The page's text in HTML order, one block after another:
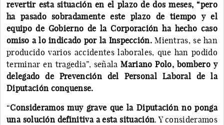
revertir esta situación en el plazo de dos meses, “pero
ha pasado sobradamente este plazo de tiempo y el
equipo de Gobierno de la Corporación ha hecho caso
omiso a lo indicado por la Inspección. Mientras, se han
producido varios accidentes laborales, que han podido
terminar en tragedia”, señalaMariano Polo, bombero y
delegado de Prevención del Personal Laboral de la
Diputación conquense.
“Consideramos muy grave que la Diputación no ponga
una solución definitiva a esta situación. Y consideramos